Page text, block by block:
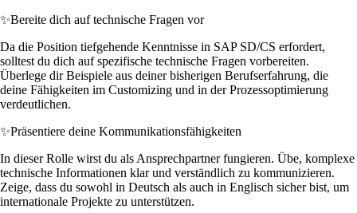
✨Bereite dich auf technische Fragen vor
Da die Position tiefgehende Kenntnisse in SAP SD/CS erfordert,
solltest du dich auf spezifische technische Fragen vorbereiten.
Überlege dir Beispiele aus deiner bisherigen Berufserfahrung, die
deine Fähigkeiten im Customizing und in der Prozessoptimierung
verdeutlichen.
✨Präsentiere deine Kommunikationsfähigkeiten
In dieser Rolle wirst du als Ansprechpartner fungieren. Übe, komplexe
technische Informationen klar und verständlich zu kommunizieren.
Zeige, dass du sowohl in Deutsch als auch in Englisch sicher bist, um
internationale Projekte zu unterstützen.